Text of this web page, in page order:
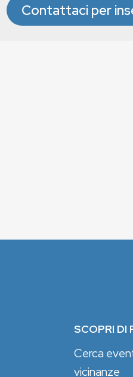
Contattaci per
SCOPRI DI
Cerca
vicinanze